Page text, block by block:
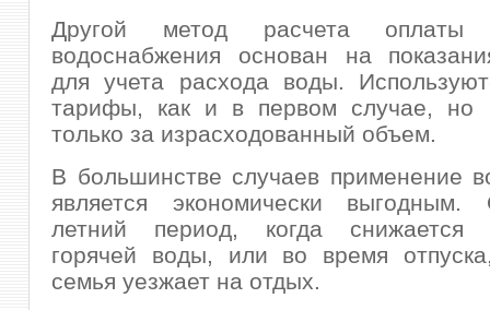
Другой метод расчета оплаты
водоснабжения основан на
для учета расхода воды.
тарифы, как и в первом случае,
только за израсходованный объем.
В большинстве случаев применение
является экономически
летний период, когда снижается
горячей воды, или во время
семья уезжает на отдых.